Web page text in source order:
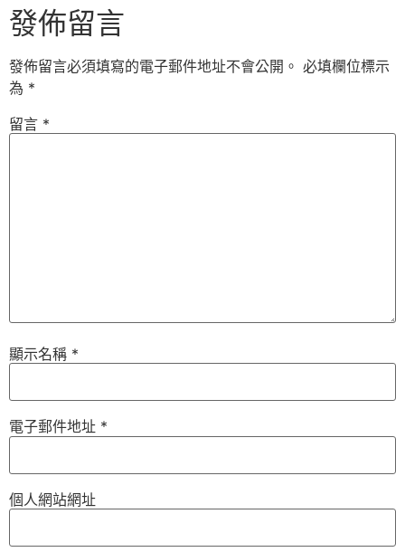
發佈留言
發佈留言必須填寫的電子郵件地址不會公開。 必填欄位標示
為 *
留言 *
顯示名稱 *
電子郵件地址 *
個人網站網址